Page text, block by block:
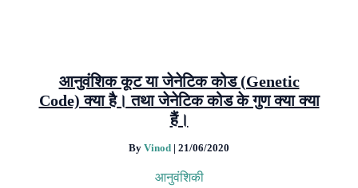
आनुवंशिक कूट या जेनेटिक कोड (Genetic
Code) क्या है। तथा जेनेटिक कोड के गुण क्या क्या
हैं।
By Vinod | 21/06/2020
आनुवंशिकी